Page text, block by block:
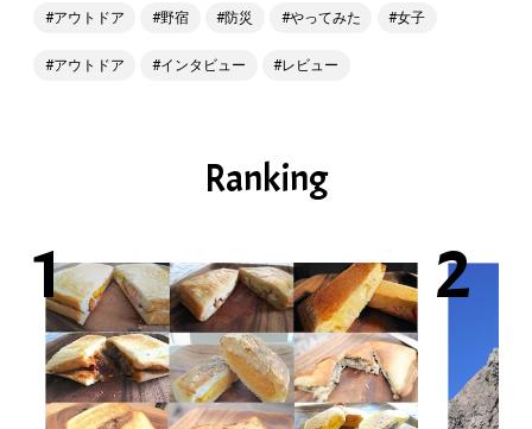
アウトドア 野宿 防災 やってみた 女子
アウトドア インタビュー レビュー
Ranking